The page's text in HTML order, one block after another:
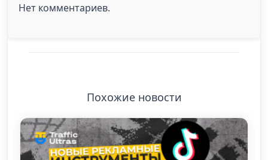
Нет комментариев.
Похожие новости